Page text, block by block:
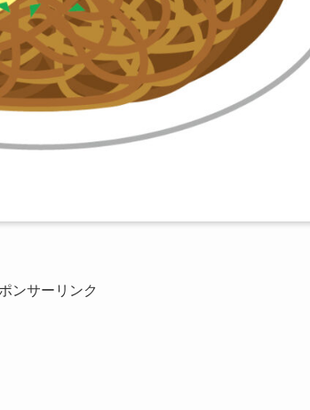
ンサーリンク